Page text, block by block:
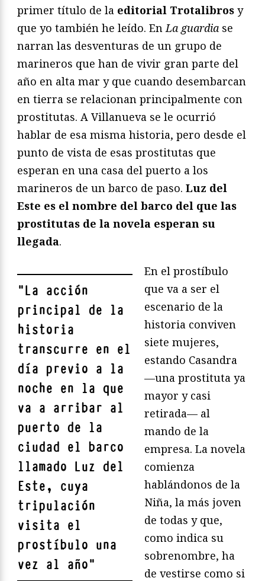
primer título de la editorial Trotalibros y
que yo también he leído. En La guardia se
narran las desventuras de un grupo de
marineros que han de vivir gran parte del
año en alta mar y que cuando desembarcan
en tierra se relacionan principalmente con
prostitutas. A Villanueva se le ocurrió
hablar de esa misma historia, pero desde el
punto de vista de esas prostitutas que
esperan en una casa del puerto a los
marineros de un barco de paso. Luz del
Este es el nombre del barco del que las
prostitutas de la novela esperan su
llegada.
"La acción
principal de la
historia
transcurre en el
día previo a la
noche en la que
va a arribar al
puerto de la
ciudad el barco
llamado Luz del
Este, cuya
tripulación
visita el
prostíbulo una
vez al año"
En el prostíbulo
que va a ser el
escenario de la
historia conviven
siete mujeres,
estando Casandra
—una prostituta ya
mayor y casi
retirada— al
mando de la
empresa. La novela
comienza
hablándonos de la
Niña, la más joven
de todas y que,
como indica su
sobrenombre, ha
de vestirse como si